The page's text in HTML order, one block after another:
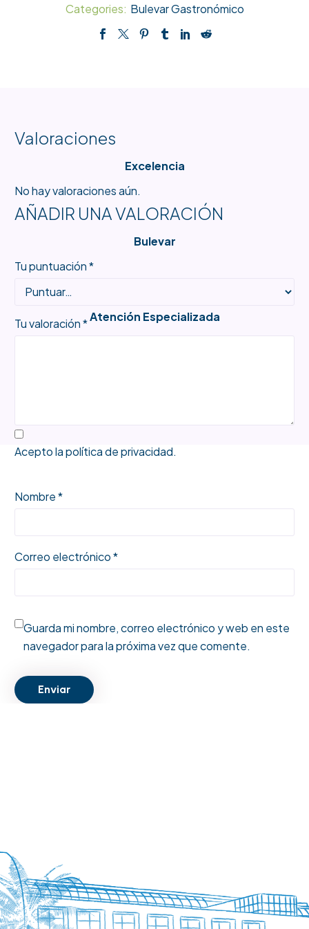
Categories: Bulevar Gastronómico
Excelencia
Bulevar
Atención Especializada
Valoraciones
No hay valoraciones aún.
AÑADIR UNA VALORACIÓN
Tu puntuación*
Tu valoración*
Acepto lapolítica de privacidad.
Nombre *
Correo electrónico *
Guarda mi nombre, correo electrónico y web en este
navegador para la próxima vez que comente.
Enviar